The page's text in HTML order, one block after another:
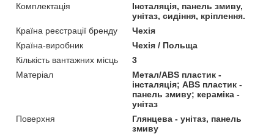
Комплектація
Інсталяція, панель змиву,
унітаз, сидіння, кріплення.
Країна реєстрації бренду
Чехія
Країна-виробник
Чехія / Польща
Кількість вантажних місць
3
Матеріал
Метал/ABS пластик -
інсталяція; ABS пластик -
панель змиву; кераміка -
унітаз
Поверхня
Глянцева - унітаз, панель
змиву